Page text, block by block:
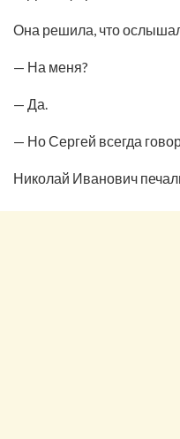
Она решила, что
— На меня?
— Да.
— Но Сергей всегда
Николай Иванович